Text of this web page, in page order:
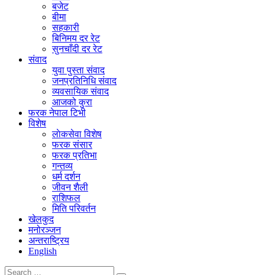
बजेट
बीमा
सहकारी
बिनिमय दर रेट
सुनचाँदी दर रेट
संवाद
युवा पुस्ता संवाद
जनप्रतिनिधि संवाद
व्यवसायिक संवाद
आजको कुरा
फरक नेपाल टिभी
विशेष
लाेकसेवा विशेष
फरक संसार
फरक प्रतिभा
गन्तव्य
धर्म दर्शन
जीवन शैली
राशिफल
मिति परिवर्तन
खेलकुद
मनोरञ्जन
अन्तराष्ट्रिय
English